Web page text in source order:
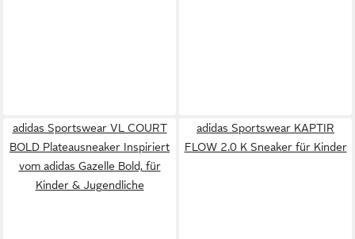
adidas Sportswear VL COURT
BOLD Plateausneaker Inspiriert
vom adidas Gazelle Bold, für
Kinder & Jugendliche
adidas Sportswear KAPTIR
FLOW 2.0 K Sneaker für Kinder